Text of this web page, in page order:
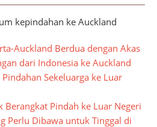
kepindahan ke Auckland
Auckland Berdua dengan Akas
dari Indonesia ke Auckland
Sekeluarga ke Luar
Berangkat Pindah ke Luar Negeri
Perlu Dibawa untuk Tinggal di